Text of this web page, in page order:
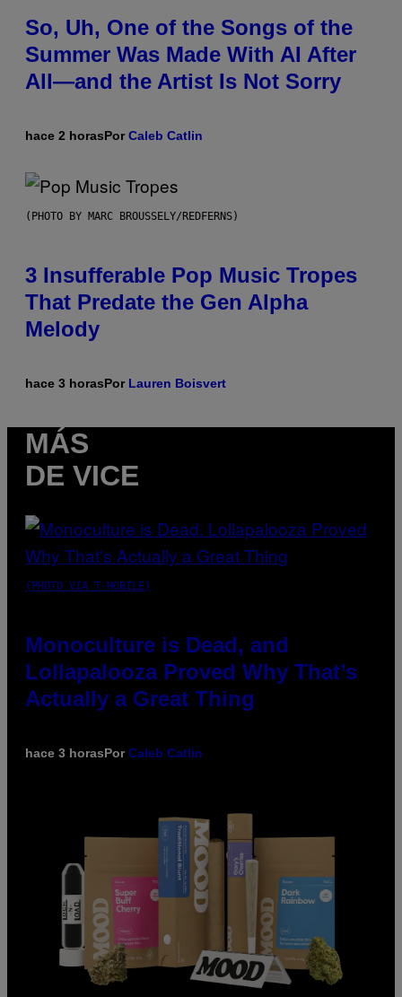
So, Uh, One of the Songs of the
Summer Was Made With AI After
All—and the Artist Is Not Sorry
hace 2 horasPorCaleb Catlin
(PHOTO BY MARC BROUSSELY/REDFERNS)
3 Insufferable Pop Music Tropes
That Predate the Gen Alpha
Melody
hace 3 horasPor Lauren Boisvert
MÁS
DE VICE
(PHOTO VIA T-MOBILE)
Monoculture is Dead, and
Lollapalooza Proved Why That’s
Actually a Great Thing
hace 3 horasPorCaleb Catlin